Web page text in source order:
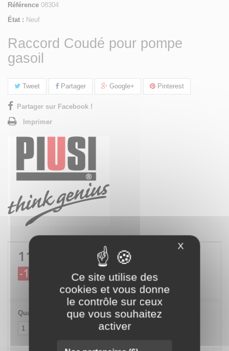
Ce site utilise des
cookies et vous donne
le contrôle sur ceux
que vous souhaitez
activer
X Masquer
Référence 08304
État : Neuf
Raccord Coudé pour pompe
gasoil
Tweet Partager Google+ Pinterest
Partager sur Facebook !
Imprimer
11,60 €
-10,00 € 21,60 € TTC
Quantité